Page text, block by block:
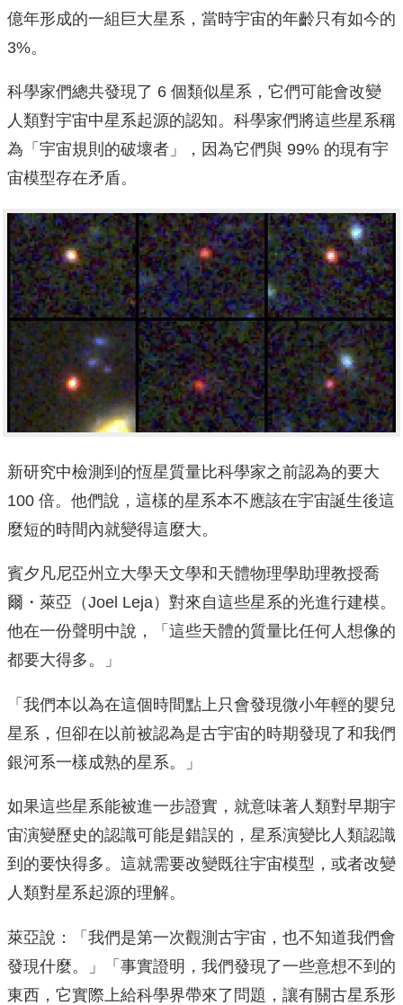
億年形成的一組巨大星系，當時宇宙的年齡只有如今的
3%。
科學家們總共發現了 6 個類似星系，它們可能會改變
人類對宇宙中星系起源的認知。科學家們將這些星系稱
為「宇宙規則的破壞者」，因為它們與 99% 的現有宇
宙模型存在矛盾。
新研究中檢測到的恆星質量比科學家之前認為的要大
100 倍。他們說，這樣的星系本不應該在宇宙誕生後這
麼短的時間內就變得這麼大。
賓夕凡尼亞州立大學天文學和天體物理學助理教授喬
爾・萊亞（Joel Leja）對來自這些星系的光進行建模。
他在一份聲明中說，「這些天體的質量比任何人想像的
都要大得多。」
「我們本以為在這個時間點上只會發現微小年輕的嬰兒
星系，但卻在以前被認為是古宇宙的時期發現了和我們
銀河系一樣成熟的星系。」
如果這些星系能被進一步證實，就意味著人類對早期宇
宙演變歷史的認識可能是錯誤的，星系演變比人類認識
到的要快得多。這就需要改變既往宇宙模型，或者改變
人類對星系起源的理解。
萊亞說：「我們是第一次觀測古宇宙，也不知道我們會
發現什麼。」「事實證明，我們發現了一些意想不到的
東西，它實際上給科學界帶來了問題，讓有關古星系形